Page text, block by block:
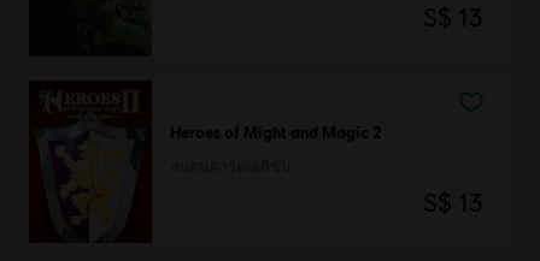
S$ 13
Heroes of Might and Magic 2
S$ 13